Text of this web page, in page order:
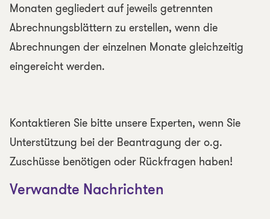
Monaten gegliedert auf jeweils getrennten
Abrechnungsblättern zu erstellen, wenn die
Abrechnungen der einzelnen Monate gleichzeitig
eingereicht werden.
Kontaktieren Sie bitte unsere Experten, wenn Sie
Unterstützung bei der Beantragung der o.g.
Zuschüsse benötigen oder Rückfragen haben!
Verwandte Nachrichten